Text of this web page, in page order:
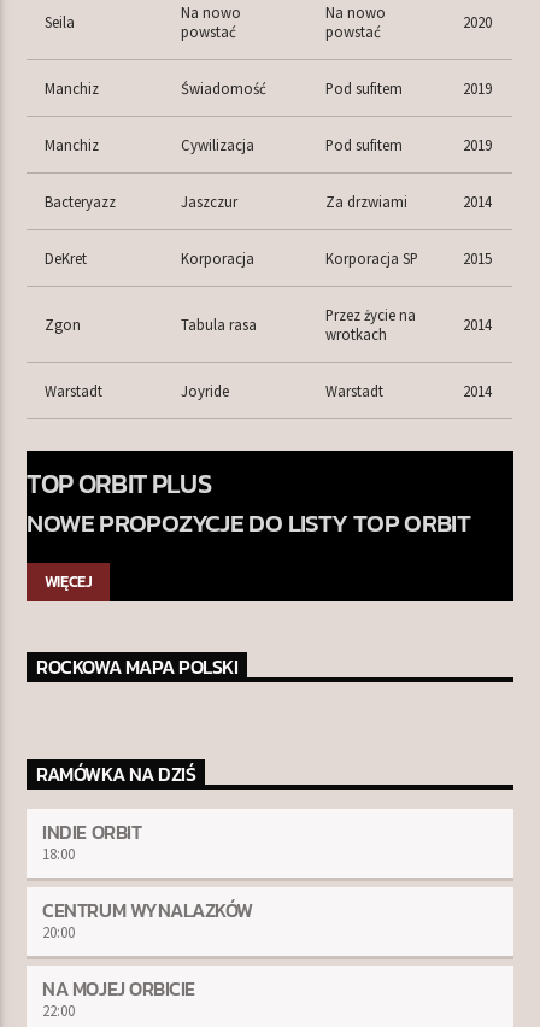
Seila
Na nowo
powstać
Na nowo
powstać
2020
Manchiz Świadomość Pod sufitem 2019
Manchiz Cywilizacja Pod sufitem 2019
Bacteryazz Jaszczur Za drzwiami 2014
DeKret Korporacja Korporacja SP 2015
Zgon Tabula rasa
Przez życie na
wrotkach
2014
Warstadt Joyride Warstadt 2014
TOP ORBIT PLUS
NOWE PROPOZYCJE DO LISTY TOP ORBIT
WIĘCEJ
ROCKOWA MAPA POLSKI
RAMÓWKA NA DZIŚ
INDIE ORBIT
18:00
CENTRUM WYNALAZKÓW
20:00
NA MOJEJ ORBICIE
22:00